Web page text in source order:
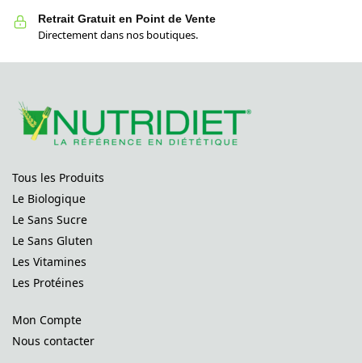
Retrait Gratuit en Point de Vente
Directement dans nos boutiques.
Tous les Produits
Le Biologique
Le Sans Sucre
Le Sans Gluten
Les Vitamines
Les Protéines
Mon Compte
Nous contacter